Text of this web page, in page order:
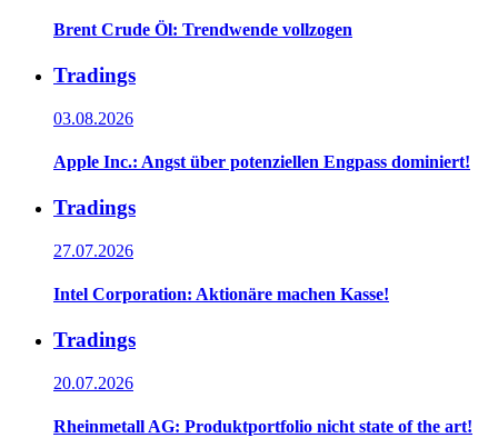
Brent Crude Öl: Trendwende vollzogen
Tradings
03.08.2026
Apple Inc.: Angst über potenziellen Engpass dominiert!
Tradings
27.07.2026
Intel Corporation: Aktionäre machen Kasse!
Tradings
20.07.2026
Rheinmetall AG: Produktportfolio nicht state of the art!